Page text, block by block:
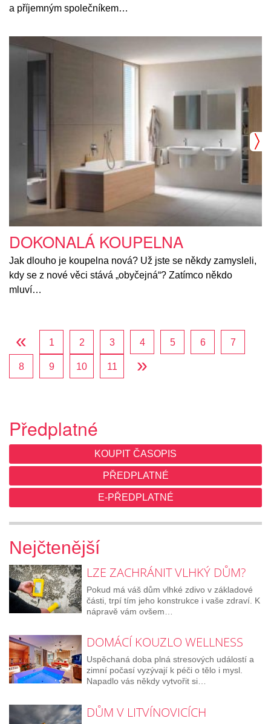
a příjemným společníkem…
DOKONALÁ KOUPELNA
Jak dlouho je koupelna nová? Už jste se někdy zamysleli,
kdy se z nové věci stává „obyčejná“? Zatímco někdo
mluví…
« 1 2 3 4 5 6 7
8 9 10 11 »
Předplatné
KOUPIT ČASOPIS
PŘEDPLATNÉ
E-PŘEDPLATNÉ
Nejčtenější
LZE ZACHRÁNIT VLHKÝ DŮM?
Pokud má váš dům vlhké zdivo v základové
části, trpí tím jeho konstrukce i vaše zdraví. K
nápravě vám ovšem…
DOMÁCÍ KOUZLO WELLNESS
Uspěchaná doba plná stresových událostí a
zimní počasí vyzývají k péči o tělo i mysl.
Napadlo vás někdy vytvořit si…
DŮM V LITVÍNOVICÍCH